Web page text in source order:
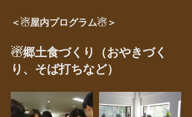
＜☃屋内プログラム☃＞
☃郷土食づくり（おやきづく
り、そば打ちなど）